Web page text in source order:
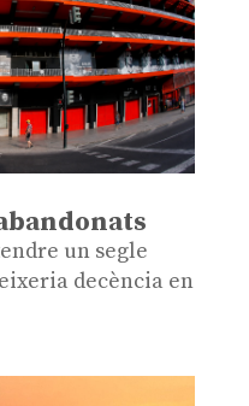
un segle
decència en